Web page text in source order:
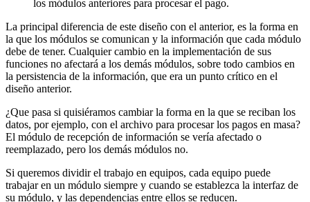
los módulos anteriores para procesar el pago.
La principal diferencia de este diseño con el anterior, es la forma en
la que los módulos se comunican y la información que cada módulo
debe de tener. Cualquier cambio en la implementación de sus
funciones no afectará a los demás módulos, sobre todo cambios en
la persistencia de la información, que era un punto crítico en el
diseño anterior.
¿Que pasa si quisiéramos cambiar la forma en la que se reciban los
datos, por ejemplo, con el archivo para procesar los pagos en masa?
El módulo de recepción de información se vería afectado o
reemplazado, pero los demás módulos no.
Si queremos dividir el trabajo en equipos, cada equipo puede
trabajar en un módulo siempre y cuando se establezca la interfaz de
su módulo, y las dependencias entre ellos se reducen.